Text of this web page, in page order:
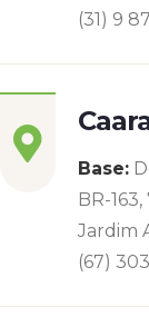
(31) 9
Base:
BR-
Jardim
(67)